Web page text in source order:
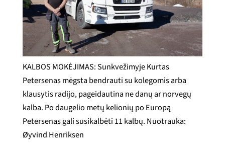
KALBOS MOKĖJIMAS: Sunkvežimyje Kurtas
Petersenas mėgsta bendrauti su kolegomis arba
klausytis radijo, pageidautina ne danų ar norvegų
kalba. Po daugelio metų kelionių po Europą
Petersenas gali susikalbėti 11 kalbų. Nuotrauka:
Øyvind Henriksen